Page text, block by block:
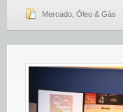
Mercado Óleo & Gás